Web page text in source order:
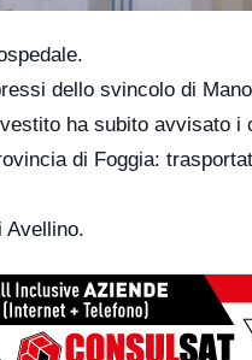
dello svincolo di
ha subito avvisato
di Foggia:
Avellino.